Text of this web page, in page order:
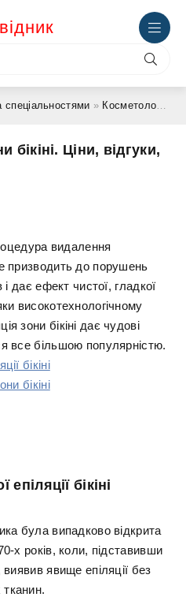
спеціальностями » Косметолог »
бікіні. Ціни, відгуки,
видалення
призводить до порушень
і дає ефект чистої, гладкої
високотехнологічному
зони бікіні дає чудові
все більшою популярністю.
бікіні
бікіні
бікіні
була випадково відкрита
х років, коли, підставивши
явище епіляції без